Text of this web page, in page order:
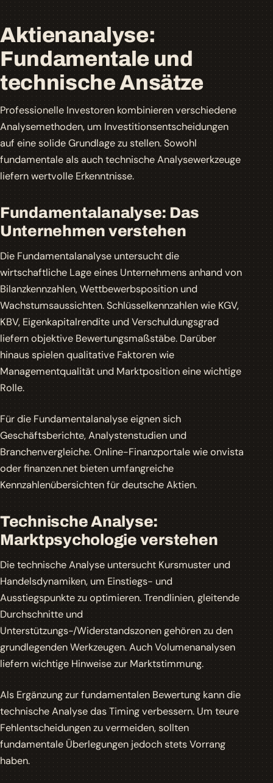
Aktienanalyse:
Fundamentale und
technische Ansätze
Professionelle Investoren kombinieren verschiedene
Analysemethoden, um Investitionsentscheidungen
auf eine solide Grundlage zu stellen. Sowohl
fundamentale als auch technische Analysewerkzeuge
liefern wertvolle Erkenntnisse.
Fundamentalanalyse: Das
Unternehmen verstehen
Die Fundamentalanalyse untersucht die
wirtschaftliche Lage eines Unternehmens anhand von
Bilanzkennzahlen, Wettbewerbsposition und
Wachstumsaussichten. Schlüsselkennzahlen wie KGV,
KBV, Eigenkapitalrendite und Verschuldungsgrad
liefern objektive Bewertungsmaßstäbe. Darüber
hinaus spielen qualitative Faktoren wie
Managementqualität und Marktposition eine wichtige
Rolle.
Für die Fundamentalanalyse eignen sich
Geschäftsberichte, Analystenstudien und
Branchenvergleiche. Online-Finanzportale wie onvista
oder finanzen.net bieten umfangreiche
Kennzahlenübersichten für deutsche Aktien.
Technische Analyse:
Marktpsychologie verstehen
Die technische Analyse untersucht Kursmuster und
Handelsdynamiken, um Einstiegs- und
Ausstiegspunkte zu optimieren. Trendlinien, gleitende
Durchschnitte und
Unterstützungs-/Widerstandszonen gehören zu den
grundlegenden Werkzeugen. Auch Volumenanalysen
liefern wichtige Hinweise zur Marktstimmung.
Als Ergänzung zur fundamentalen Bewertung kann die
technische Analyse das Timing verbessern. Um teure
Fehlentscheidungen zu vermeiden, sollten
fundamentale Überlegungen jedoch stets Vorrang
haben.